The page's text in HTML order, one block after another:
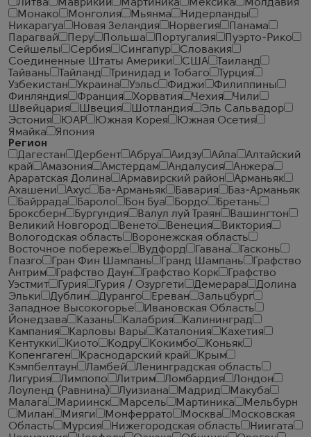
Литва
Маврикий Мартиника Мексика
Молдавия
Монако
Монголия Мьянма
Нидерланды
Никарагуа
Новая Зеландия Норвегия
Панама
Парагвай
Перу Польша Португалия
Пуэрто-Рико
Сейшелы
Сербия Сингапур
Словакия
Соединенные Штаты Америки
США
Таиланд
Тайвань
Тайланд Тринидад и Тобаго
Турция
Узбекистан
Украина Уэльс Фиджи
Филиппины
Финляндия
Франция Хорватия Чехия
Чили
Швейцария
Швеция Шотландия
Эль Сальвадор
Эстония
ЮАР Южная Корея
Южная Осетия
Ямайка
Япония
Регион
Дагестан
Дербент Абруа Аидзу Айла
Алтайский
край
Амазония Амстердам Андалусия
Анжера
Араратская Долина
Армавирский район
Арманьяк
Ахашени
Ахус Ба-Арманьяк Бавария
Баз-Арманьяк
Байррада
Бароло Бон Буа Бордо
Бретань
Броксберн
Бургундия Валул луй Траян
Вашингтон
Великий Новгород
Венето Венеция
Виктория
Вологодская область
Воронежская область
Восточное побережье
Вудфорд Гавана
Гасконь
Глазго
Гран Фин Шампань Гранд Шампань
Графство
Антрим
Графство Даун Графство Корк
Графство
Уэстмит
Гурия Гурия / Озургети Демерара
Долина
Эльки
Дублин Дуранго Ереван
Зальцбург
Западное Высокогорье
Ивановская Область
Йонедзава
Казань Калабрия
Калининград
Кампания
Карловы Вары Каталония
Кахетия
Кентукки
Киото Кодру Кокимбо
Коньяк
Копенгаген
Краснодарский край
Крым
Кэмпбелтаун
Ламбей
Ленинградская область
Лигурия
Лимпопо Литрим Ломбардия
Лондон
Лоуленд (Равнина)
Луизиана Мадрид
Макуба
Малага
Мариинск Марсель Мартиника
Мельбурн
Милан
Мияги Монферрато Москва
Московская
Область
Мурсия Нижегородская область
Ниигата